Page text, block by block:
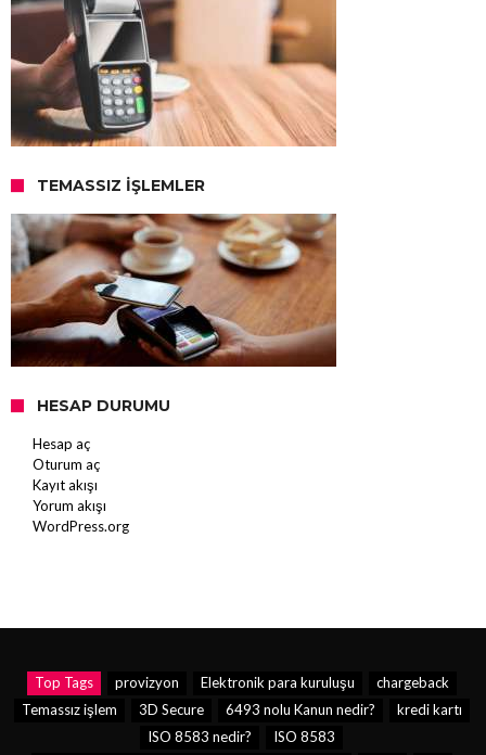
TEMASSIZ İŞLEMLER
HESAP DURUMU
Hesap aç
Oturum aç
Kayıt akışı
Yorum akışı
WordPress.org
Top Tags provizyon Elektronik para kuruluşu
chargeback
Temassız işlem
3D Secure 6493 nolu Kanun nedir?
kredi kartı
ISO 8583 nedir?
ISO 8583